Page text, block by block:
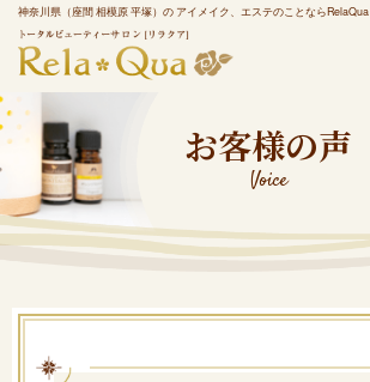
神奈川県（座間 相模原 平塚）の アイメイク、エステのことならRelaQua
お客様の声
Voice